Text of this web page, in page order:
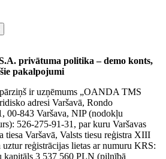
privātuma politika – demo konts,
pakalpojumi
pārziņš ir uzņēmums „OANDA TMS
adresi Varšavā, Rondo
00-843 Varšava, NIP (nodokļu
526-275-91-31, par kuru Varšavas
tiesa Varšavā, Valsts tiesu reģistra XIII
reģistrācijas lietas ar numuru KRS:
kapitāls 3 537 560 PLN (pilnībā